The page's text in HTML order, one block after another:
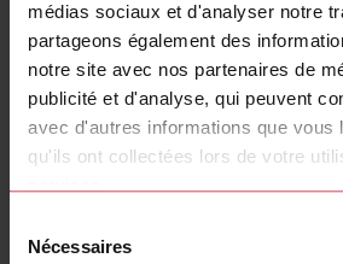
médias sociaux et d'analyser notre
partageons également des
notre site avec nos partenaires de
publicité et d'analyse, qui peuvent
avec d'autres informations que vous
qu'ils ont collectées lors de votre
Nécessaires
Contactez nous
Spécifications
Mounting method
With approval according to UL
Support period